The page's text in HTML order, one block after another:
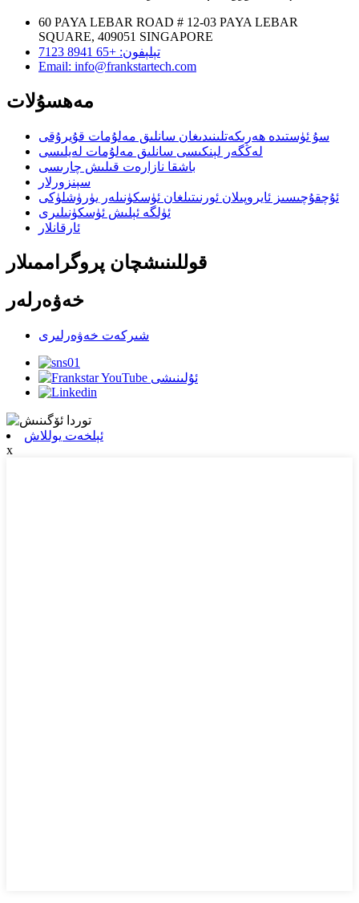
60 PAYA LEBAR ROAD # 12-03 PAYA LEBAR
SQUARE, 409051 SINGAPORE
تېلېفون: +65 8941 7123
Email: info@frankstartech.com
مەھسۇلات
سۇ ئۈستىدە ھەرىكەتلىنىدىغان سانلىق مەلۇمات قۇيرۇقى
لەڭگەر لېنكىسى سانلىق مەلۇمات لەيلىسى
باشقا نازارەت قىلىش چارىسى
سېنزورلار
ئۇچقۇچىسىز ئايروپىلان ئورنىتىلغان ئۈسكۈنىلەر يۈرۈشلۈكى
ئۈلگە ئېلىش ئۈسكۈنىلىرى
ئارقانلار
قوللىنىشچان پروگراممىلار
خەۋەرلەر
شىركەت خەۋەرلىرى
ئېلخەت يوللاش
x